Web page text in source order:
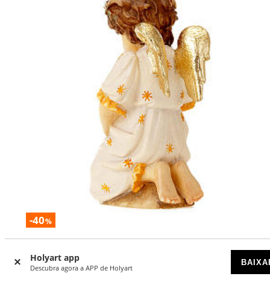
Holyart app
Descubra agora a APP de Holyart
-40%
DISPONÍVEL